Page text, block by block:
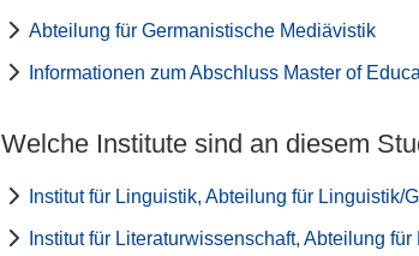
Abteilung für Germanistische Mediävistik
Informationen zum Abschluss Master of
Welche Institute sind an diesem
Institut für Linguistik, Abteilung für Linguistik/
Institut für Literaturwissenschaft, Abteilung